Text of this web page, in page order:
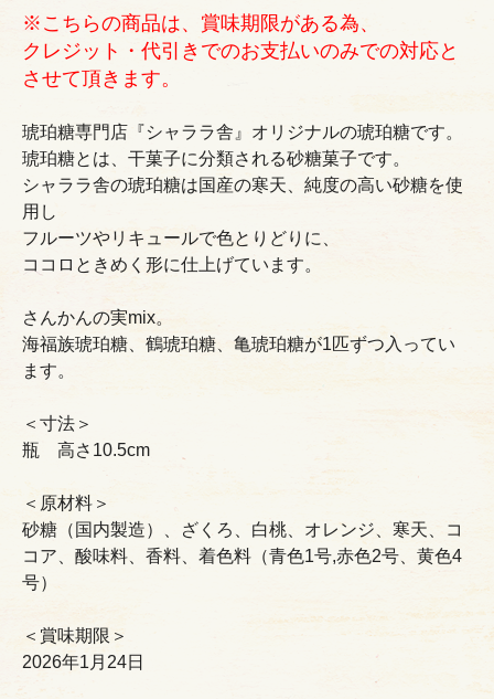
※こちらの商品は、賞味期限がある為、
クレジット・代引きでのお支払いのみでの対応と
させて頂きます。
琥珀糖専門店『シャララ舎』オリジナルの琥珀糖です。
琥珀糖とは、干菓子に分類される砂糖菓子です。
シャララ舎の琥珀糖は国産の寒天、純度の高い砂糖を使
用し
フルーツやリキュールで色とりどりに、
ココロときめく形に仕上げています。
さんかんの実mix。
海福族琥珀糖、鶴琥珀糖、亀琥珀糖が1匹ずつ入ってい
ます。
＜寸法＞
瓶 高さ10.5cm
＜原材料＞
砂糖（国内製造）、ざくろ、白桃、オレンジ、寒天、コ
コア、酸味料、香料、着色料（青色1号,赤色2号、黄色4
号）
＜賞味期限＞
2026年1月24日